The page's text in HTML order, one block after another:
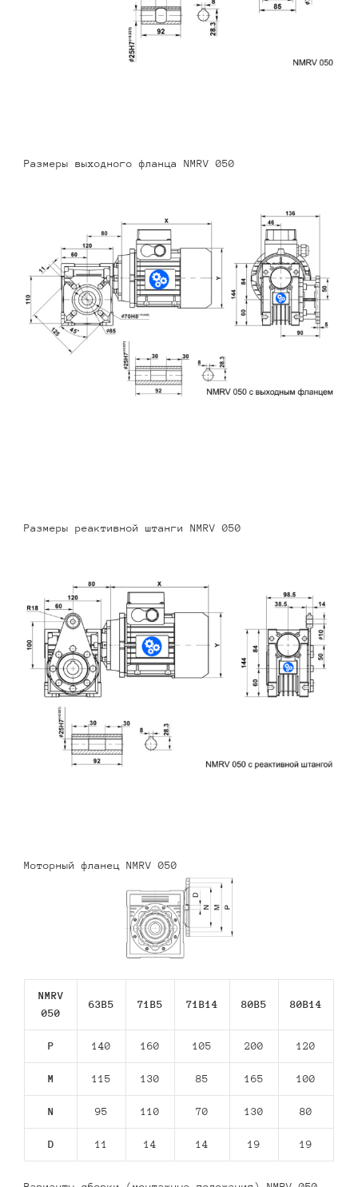
Размеры выходного фланца NMRV 050
Размеры реактивной штанги NMRV 050
Моторный фланец NMRV 050
NMRV
050
63В5 71В5 71В14 80В5 80В14
P 140 160 105 200 120
M 115 130 85 165 100
N 95 110 70 130 80
D 11 14 14 19 19